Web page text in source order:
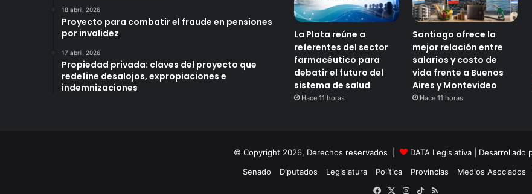
o
n
s
a
l
i
p
u
t
a
d
o
s
18 abril, 2026
Proyecto para combatir el fraude en pensiones
por invalidez
17 abril, 2026
Propiedad privada: claves del proyecto que
redefine desalojos, expropiaciones e
indemnizaciones
La Plata reúne a
referentes del sector
farmacéutico para
debatir el futuro del
sistema de salud
Hace 11 horas
Santiago ofrece la
mejor relación entre
salarios y costo de
vida frente a Buenos
Aires y Montevideo
Hace 11 horas
© Copyright 2026, Derechos reservados | DATA Legislativa | Desarrollado
Senado
Diputados Legislatura Política Provincias Medios Asociados
FacebookInstagram
TikTok